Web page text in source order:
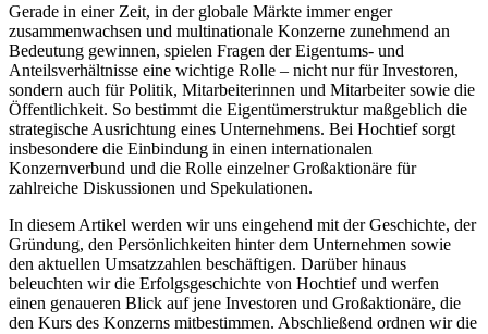
Gerade in einer Zeit, in der globale Märkte immer enger
zusammenwachsen und multinationale Konzerne zunehmend an
Bedeutung gewinnen, spielen Fragen der Eigentums- und
Anteilsverhältnisse eine wichtige Rolle – nicht nur für Investoren,
sondern auch für Politik, Mitarbeiterinnen und Mitarbeiter sowie die
Öffentlichkeit. So bestimmt die Eigentümerstruktur maßgeblich die
strategische Ausrichtung eines Unternehmens. Bei Hochtief sorgt
insbesondere die Einbindung in einen internationalen
Konzernverbund und die Rolle einzelner Großaktionäre für
zahlreiche Diskussionen und Spekulationen.
In diesem Artikel werden wir uns eingehend mit der Geschichte, der
Gründung, den Persönlichkeiten hinter dem Unternehmen sowie
den aktuellen Umsatzzahlen beschäftigen. Darüber hinaus
beleuchten wir die Erfolgsgeschichte von Hochtief und werfen
einen genaueren Blick auf jene Investoren und Großaktionäre, die
den Kurs des Konzerns mitbestimmen. Abschließend ordnen wir die